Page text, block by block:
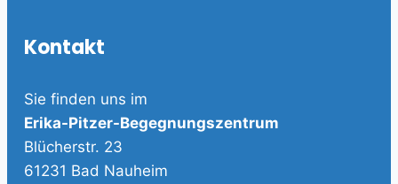
Kontakt
Sie finden uns im
Erika-Pitzer-Begegnungszentrum
Blücherstr. 23
61231 Bad Nauheim